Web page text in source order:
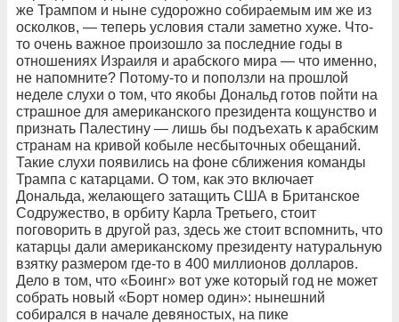
же Трампом и ныне судорожно собираемым им же из
осколков, — теперь условия стали заметно хуже. Что-
то очень важное произошло за последние годы в
отношениях Израиля и арабского мира — что именно,
не напомните? Потому-то и поползли на прошлой
неделе слухи о том, что якобы Дональд готов пойти на
страшное для американского президента кощунство и
признать Палестину — лишь бы подъехать к арабским
странам на кривой кобыле несбыточных обещаний.
Такие слухи появились на фоне сближения команды
Трампа с катарцами. О том, как это включает
Дональда, желающего затащить США в Британское
Содружество, в орбиту Карла Третьего, стоит
поговорить в другой раз, здесь же стоит вспомнить, что
катарцы дали американскому президенту натуральную
взятку размером где-то в 400 миллионов долларов.
Дело в том, что «Боинг» вот уже который год не может
собрать новый «Борт номер один»: нынешний
собирался в начале девяностых, на пике